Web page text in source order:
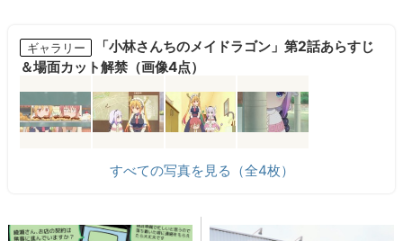
ギャラリー
「小林さんちのメイドラゴン」第2話あらすじ
＆場面カット解禁（画像4点）
すべての写真を見る（全4枚）